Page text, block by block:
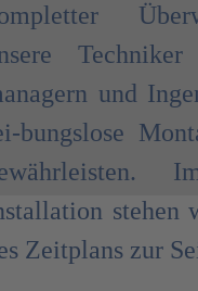
und
bungslose
stehen
Zeitplans zur